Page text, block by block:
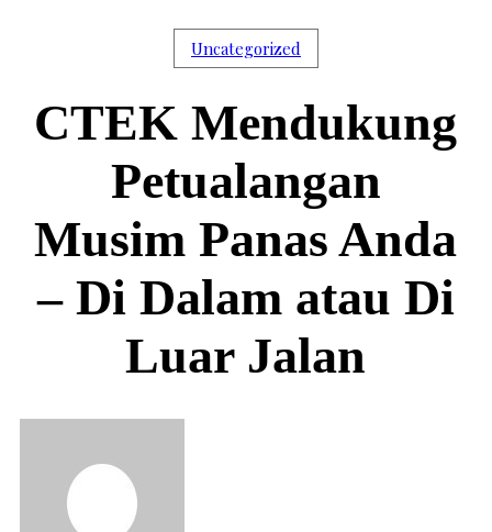
Uncategorized
CTEK Mendukung
Petualangan
Musim Panas Anda
– Di Dalam atau Di
Luar Jalan